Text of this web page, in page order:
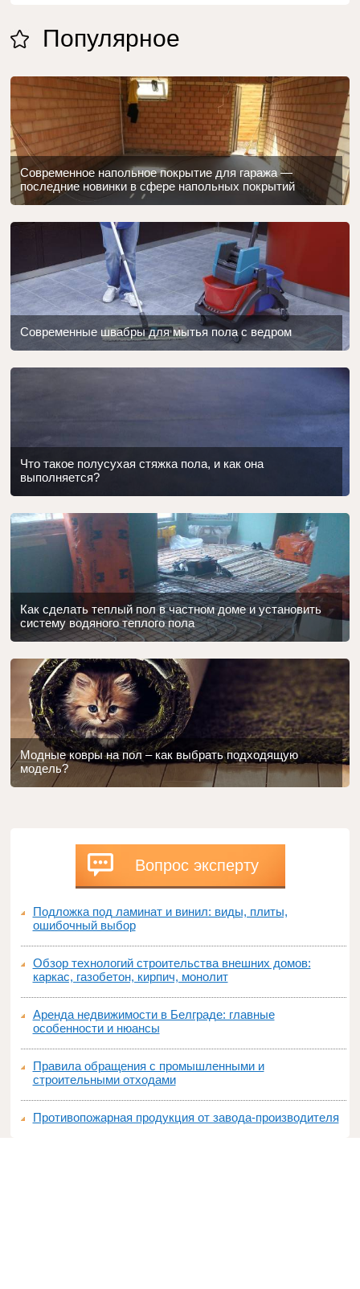
Популярное
Современное напольное покрытие для гаража —
последние новинки в сфере напольных покрытий
Современные швабры для мытья пола с ведром
Что такое полусухая стяжка пола, и как она
выполняется?
Как сделать теплый пол в частном доме и установить
систему водяного теплого пола
Модные ковры на пол – как выбрать подходящую
модель?
Вопрос эксперту
Подложка под ламинат и винил: виды, плиты,
ошибочный выбор
Обзор технологий строительства внешних домов:
каркас, газобетон, кирпич, монолит
Аренда недвижимости в Белграде: главные
особенности и нюансы
Правила обращения с промышленными и
строительными отходами
Противопожарная продукция от завода-производителя